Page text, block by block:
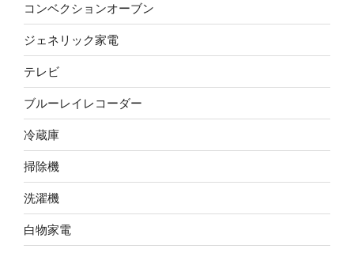
コンベクションオーブン
ジェネリック家電
テレビ
ブルーレイレコーダー
冷蔵庫
掃除機
洗濯機
白物家電